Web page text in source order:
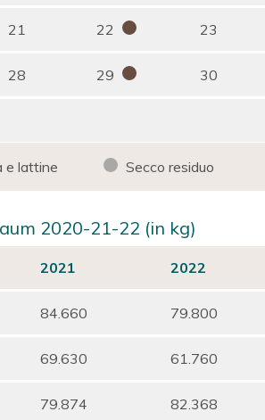
21 22 23
28 29 30
e lattine Secco residuo
2020-21-22 (in kg)
2021 2022
84.660 79.800
69.630 61.760
79.874 82.368